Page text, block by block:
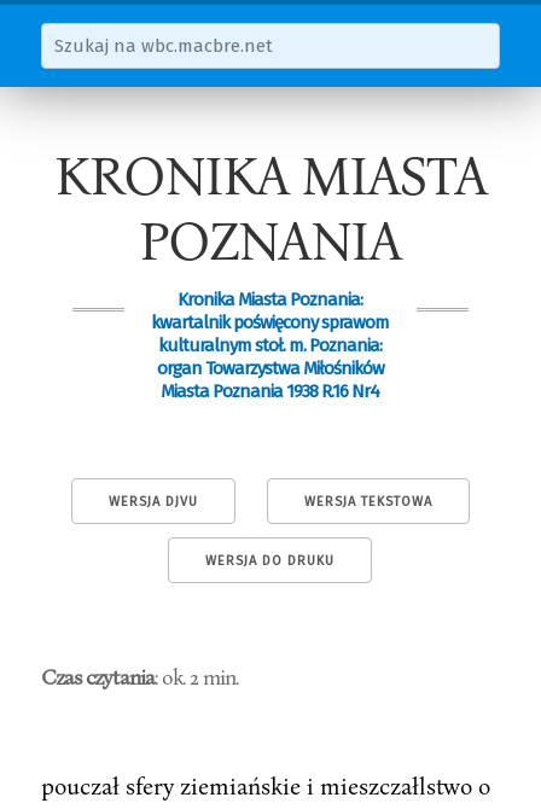
KRONIKA MIASTA
POZNANIA
Kronika Miasta Poznania:
kwartalnik poświęcony sprawom
kulturalnym stoł. m. Poznania:
organ Towarzystwa Miłośników
Miasta Poznania 1938 R.16 Nr4
WERSJA DJVU WERSJA TEKSTOWA
WERSJA DO DRUKU
Czas czytania: ok. 2 min.
pouczał sfery ziemiańskie i mieszczałlstwo o